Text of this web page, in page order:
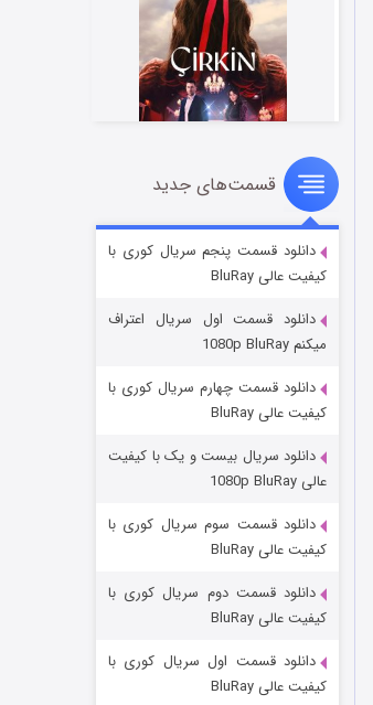
سریال زشت
قسمت۲ (زیرنویس) منتشر شد
مردگان متحرک: شهر مرده ۳
قسمت‌های جدید
دانلود قسمت پنجم سریال کوری با
کیفیت عالی BluRay
دانلود قسمت اول سریال اعتراف
میکنم 1080p BluRay
دانلود قسمت چهارم سریال کوری با
کیفیت عالی BluRay
دانلود سریال بیست و یک با کیفیت
عالی 1080p BluRay
دانلود قسمت سوم سریال کوری با
کیفیت عالی BluRay
دانلود قسمت دوم سریال کوری با
کیفیت عالی BluRay
دانلود قسمت اول سریال کوری با
کیفیت عالی BluRay